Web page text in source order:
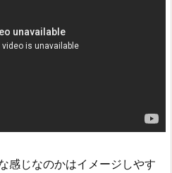
感じなのかはイメージしやす